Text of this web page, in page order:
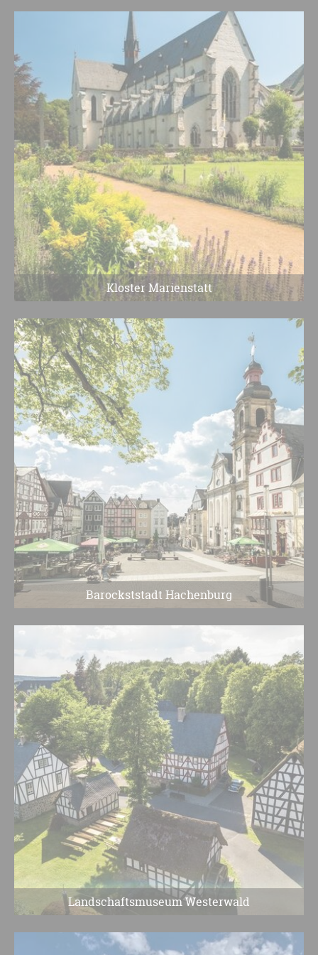
Kloster Marienstatt
Barockststadt Hachenburg
Landschaftsmuseum Westerwald